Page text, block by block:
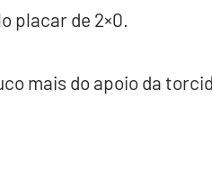
placar de 2×0.
mais do apoio da